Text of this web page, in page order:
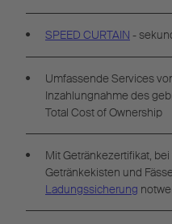
SPEED CURTAIN -
Umfassende Services
Inzahlungnahme des
Total Cost of Ownership
Mit Getränkezertifikat,
Getränkekisten und
Ladungssicherung